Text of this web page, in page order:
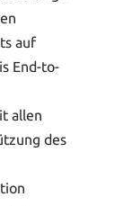
auf
End-to-
allen
des